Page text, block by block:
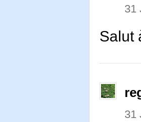
31
Salut
31